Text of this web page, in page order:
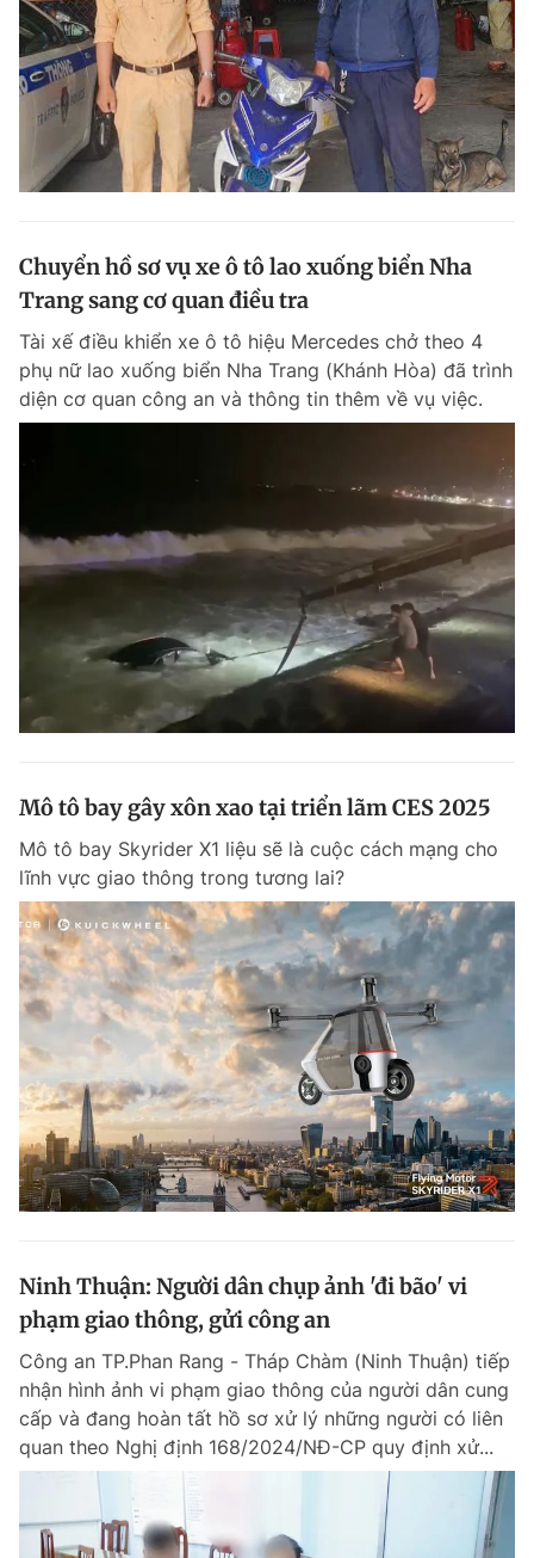
Chuyển hồ sơ vụ xe ô tô lao xuống biển Nha
Trang sang cơ quan điều tra
Tài xế điều khiển xe ô tô hiệu Mercedes chở theo 4
phụ nữ lao xuống biển Nha Trang (Khánh Hòa) đã trình
diện cơ quan công an và thông tin thêm về vụ việc.
Mô tô bay gây xôn xao tại triển lãm CES 2025
Mô tô bay Skyrider X1 liệu sẽ là cuộc cách mạng cho
lĩnh vực giao thông trong tương lai?
Ninh Thuận: Người dân chụp ảnh 'đi bão' vi
phạm giao thông, gửi công an
Công an TP.Phan Rang - Tháp Chàm (Ninh Thuận) tiếp
nhận hình ảnh vi phạm giao thông của người dân cung
cấp và đang hoàn tất hồ sơ xử lý những người có liên
quan theo Nghị định 168/2024/NĐ-CP quy định xử...